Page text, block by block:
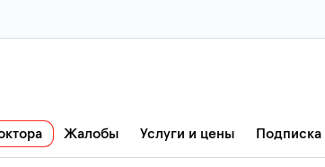
Жалобы Услуги и цены Подписка